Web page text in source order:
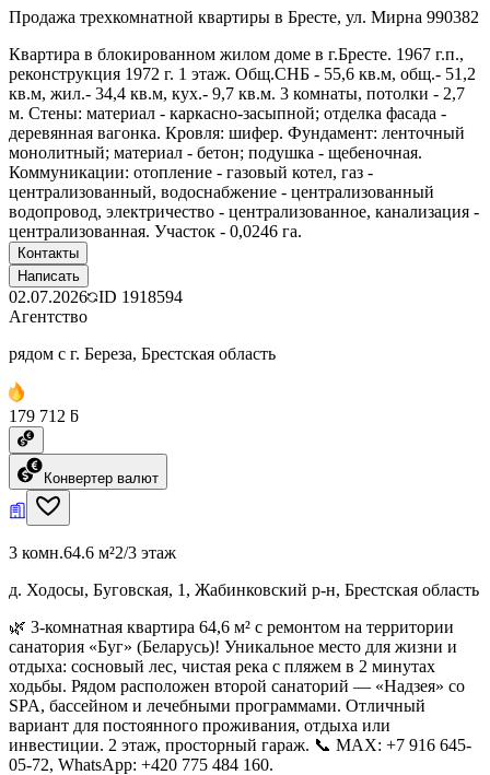
Продажа трехкомнатной квартиры в Бресте, ул. Мирна 990382
Квартира в блокированном жилом доме в г.Бресте. 1967 г.п.,
реконструкция 1972 г. 1 этаж. Общ.СНБ - 55,6 кв.м, общ.- 51,2
кв.м, жил.- 34,4 кв.м, кух.- 9,7 кв.м. 3 комнаты, потолки - 2,7
м. Стены: материал - каркасно-засыпной; отделка фасада -
деревянная вагонка. Кровля: шифер. Фундамент: ленточный
монолитный; материал - бетон; подушка - щебеночная.
Коммуникации: отопление - газовый котел, газ -
централизованный, водоснабжение - централизованный
водопровод, электричество - централизованное, канализация -
централизованная. Участок - 0,0246 га.
Контакты
Написать
02.07.2026 ID 1918594
Агентство
рядом с г. Береза, Брестская область
179 712 ƃ
Конвертер валют
3 комн.64.6 м²2/3 этаж
д. Ходосы, Буговская, 1, Жабинковский р-н, Брестская область
🌿 3-комнатная квартира 64,6 м² с ремонтом на территории
санатория «Буг» (Беларусь)! Уникальное место для жизни и
отдыха: сосновый лес, чистая река с пляжем в 2 минутах
ходьбы. Рядом расположен второй санаторий — «Надзея» со
SPA, бассейном и лечебными программами. Отличный
вариант для постоянного проживания, отдыха или
инвестиции. 2 этаж, просторный гараж. 📞 MAX: +7 916 645-
05-72, WhatsApp: +420 775 484 160.